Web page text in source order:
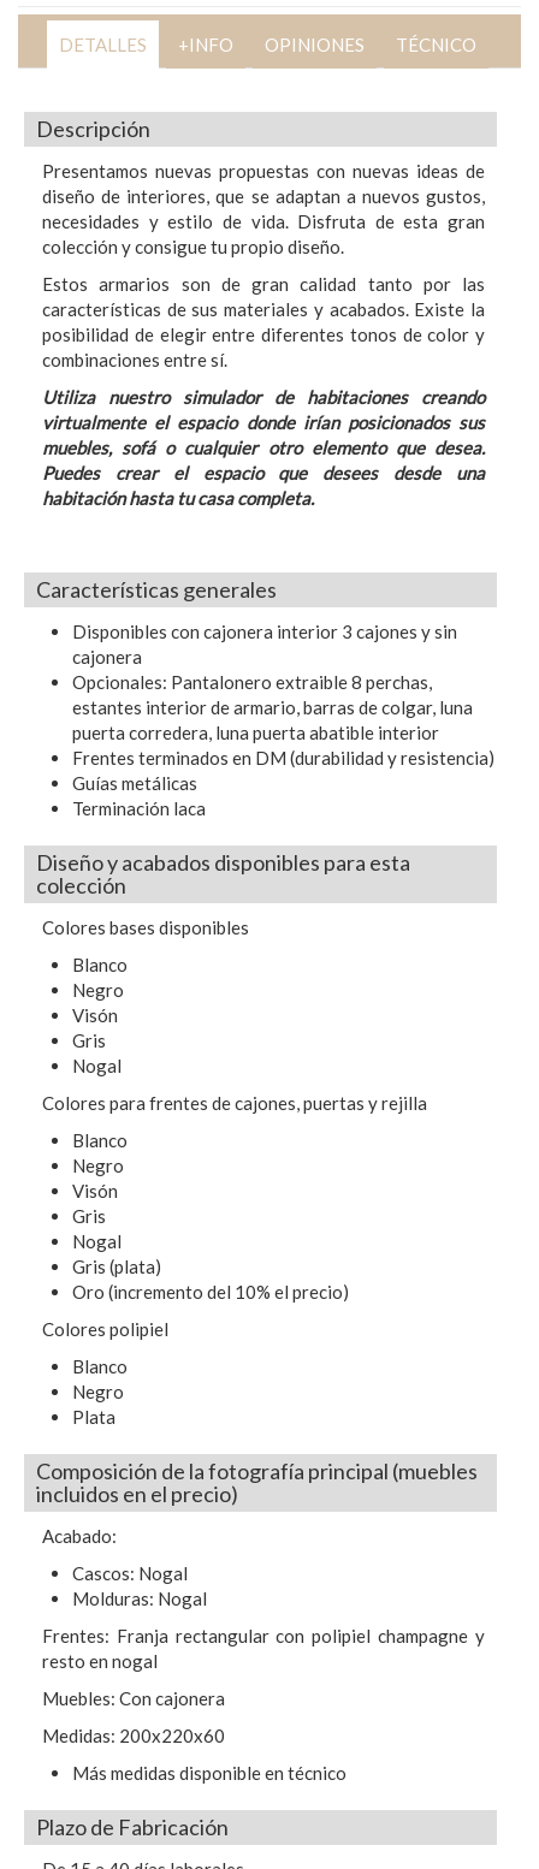
DETALLES +INFO OPINIONES TÉCNICO
Descripción
Presentamos nuevas propuestas con nuevas ideas de
diseño de interiores, que se adaptan a nuevos gustos,
necesidades y estilo de vida. Disfruta de esta gran
colección y consigue tu propio diseño.
Estos armarios son de gran calidad tanto por las
características de sus materiales y acabados. Existe la
posibilidad de elegir entre diferentes tonos de color y
combinaciones entre sí.
Utiliza nuestro simulador de habitaciones creando
virtualmente el espacio donde irían posicionados sus
muebles, sofá o cualquier otro elemento que desea.
Puedes crear el espacio que desees desde una
habitación hasta tu casa completa.
Características generales
Disponibles con cajonera interior 3 cajones y sin
cajonera
Opcionales: Pantalonero extraible 8 perchas,
estantes interior de armario, barras de colgar, luna
puerta corredera, luna puerta abatible interior
Frentes terminados en DM (durabilidad y resistencia)
Guías metálicas
Terminación laca
Diseño y acabados disponibles para esta
colección
Colores bases disponibles
Blanco
Negro
Visón
Gris
Nogal
Colores para frentes de cajones, puertas y rejilla
Blanco
Negro
Visón
Gris
Nogal
Gris (plata)
Oro (incremento del 10% el precio)
Colores polipiel
Blanco
Negro
Plata
Composición de la fotografía principal (muebles
incluidos en el precio)
Acabado:
Cascos: Nogal
Molduras: Nogal
Frentes: Franja rectangular con polipiel champagne y
resto en nogal
Muebles: Con cajonera
Medidas: 200x220x60
Más medidas disponible en técnico
Plazo de Fabricación